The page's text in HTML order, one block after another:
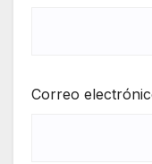
Correo